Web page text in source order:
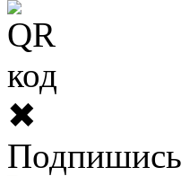
✖
Подпишись